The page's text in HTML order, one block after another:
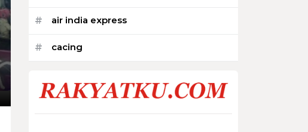
# air india express
# cacing